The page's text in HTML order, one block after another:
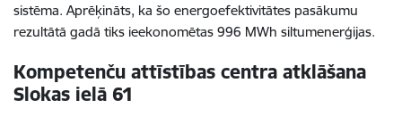
sistēma. Aprēķināts, ka šo energoefektivitātes pasākumu
rezultātā gadā tiks ieekonomētas 996 MWh siltumenerģijas.
Kompetenču attīstības centra atklāšana
Slokas ielā 61